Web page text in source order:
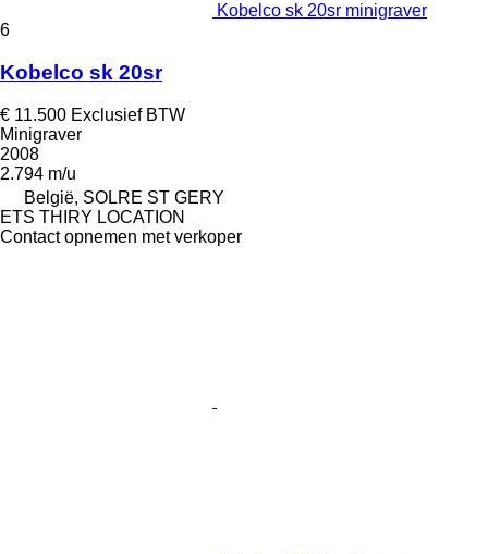
Kobelco sk 20sr minigraver
6
Kobelco sk 20sr
€ 11.500 Exclusief BTW
Minigraver
2008
2.794 m/u
België, SOLRE ST GERY
ETS THIRY LOCATION
Contact opnemen met verkoper